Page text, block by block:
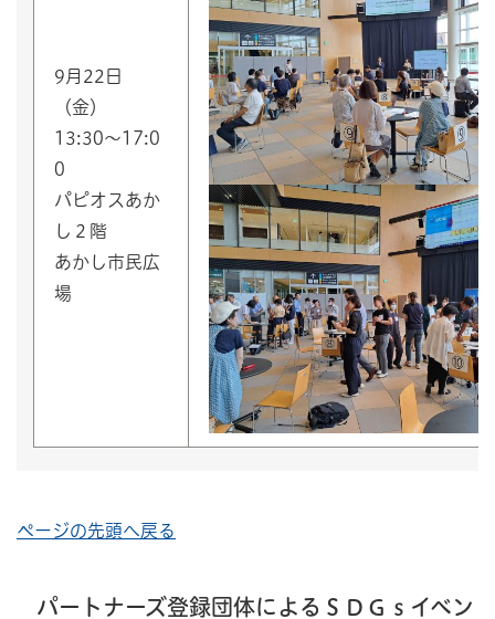
9月22日
（金）
13:30～17:0
0
パピオスあか
し２階
あかし市民広
場
ページの先頭へ戻る
パートナーズ登録団体によるＳＤＧｓイベン